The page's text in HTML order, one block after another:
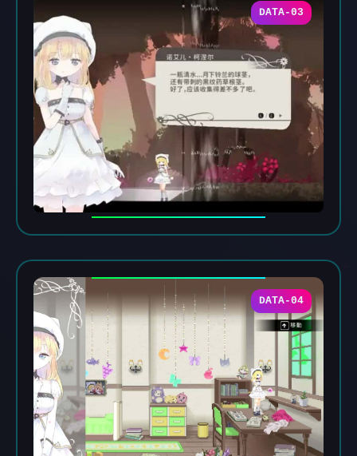
DATA-03
DATA-04